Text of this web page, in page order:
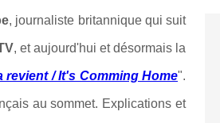
, journaliste britannique qui suit
, et aujourd'hui et désormais la
revient / It's Comming Home".
au sommet. Explications et